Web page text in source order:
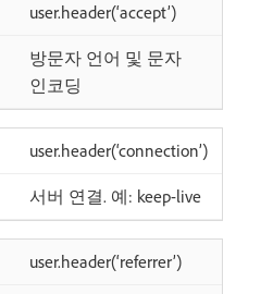
user.header(‘accept’)
방문자 언어 및 문자
인코딩
user.header(‘connection’)
서버 연결. 예: keep-live
user.header(‘referrer’)